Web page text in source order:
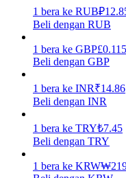
Dapatkan imbalan
1 bera ke RUB₽
Beli dengan RUB
1 bera ke GBP£
Beli dengan GBP
1 bera ke INR₹14.86
Beli dengan INR
1 bera ke TRY₺7.45
Beli dengan TRY
1 bera ke KRW₩